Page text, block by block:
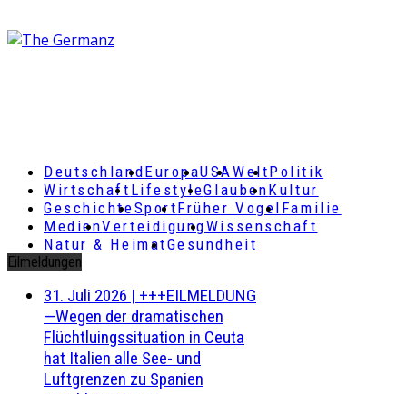
DeutschlandEuropaUSAWeltPolitik
Wirtschaft LifestyleGlaubenKultur
GeschichteSportFrüher Vogel Familie
MedienVerteidigungWissenschaft
Natur & HeimatGesundheit
Eilmeldungen
31. Juli 2026 | +++EILMELDUNG
—Wegen der dramatischen
Flüchtluingssituation in Ceuta
hat Italien alle See- und
Luftgrenzen zu Spanien